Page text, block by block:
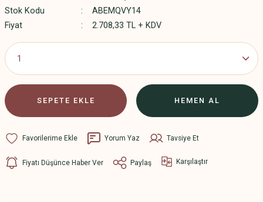
Stok Kodu
ABEMQVY14
Fiyat
2.708,33 TL + KDV
SEPETE EKLE HEMEN AL
Yorum Yaz Tavsiye Et
Fiyatı Düşünce Haber Ver Paylaş Karşılaştır